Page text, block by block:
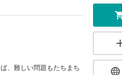
、難しい問題もたちまち